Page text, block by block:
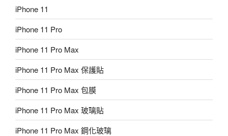
iPhone 11
iPhone 11 Pro
iPhone 11 Pro Max
iPhone 11 Pro Max 保護貼
iPhone 11 Pro Max 包膜
iPhone 11 Pro Max 玻璃貼
iPhone 11 Pro Max 鋼化玻璃